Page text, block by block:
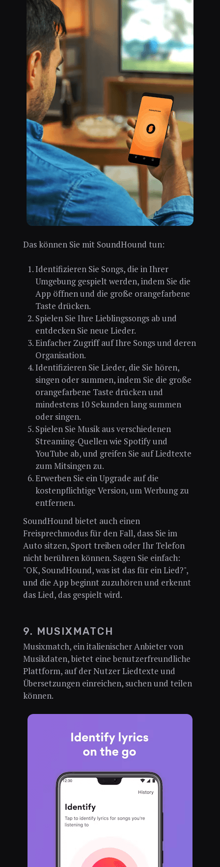
Das können Sie mit SoundHound tun:
Identifizieren Sie Songs, die in Ihrer
Umgebung gespielt werden, indem Sie die
App öffnen und die große orangefarbene
Taste drücken.
Spielen Sie Ihre Lieblingssongs ab und
entdecken Sie neue Lieder.
Einfacher Zugriff auf Ihre Songs und deren
Organisation.
Identifizieren Sie Lieder, die Sie hören,
singen oder summen, indem Sie die große
orangefarbene Taste drücken und
mindestens 10 Sekunden lang summen
oder singen.
Spielen Sie Musik aus verschiedenen
Streaming-Quellen wie Spotify und
YouTube ab, und greifen Sie auf Liedtexte
zum Mitsingen zu.
Erwerben Sie ein Upgrade auf die
kostenpflichtige Version, um Werbung zu
entfernen.
SoundHound bietet auch einen
Freisprechmodus für den Fall, dass Sie im
Auto sitzen, Sport treiben oder Ihr Telefon
nicht berühren können. Sagen Sie einfach:
"OK, SoundHound, was ist das für ein Lied?",
und die App beginnt zuzuhören und erkennt
das Lied, das gespielt wird.
9. MUSIXMATCH
Musixmatch, ein italienischer Anbieter von
Musikdaten, bietet eine benutzerfreundliche
Plattform, auf der Nutzer Liedtexte und
Übersetzungen einreichen, suchen und teilen
können.